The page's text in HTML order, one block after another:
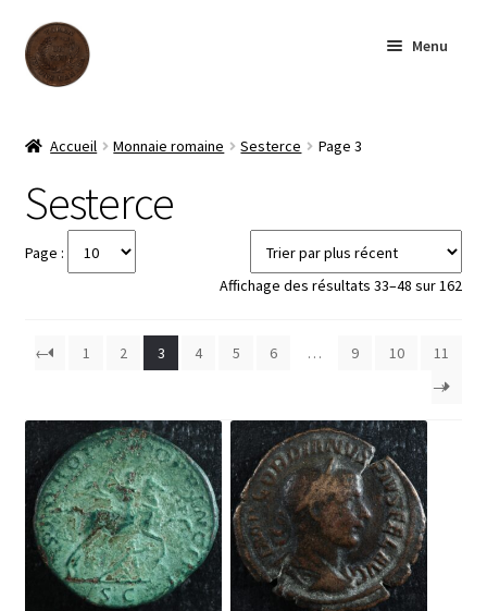
Aller
à
Aller
au
contenu
Menu
Contactez-nous
English
Accueil Monnaie romaine Sesterce Page 3
Sesterce
Page :
Affichage des résultats 33–48 sur 162
←
1 2 3 4 5 6 … 9 10
11
→